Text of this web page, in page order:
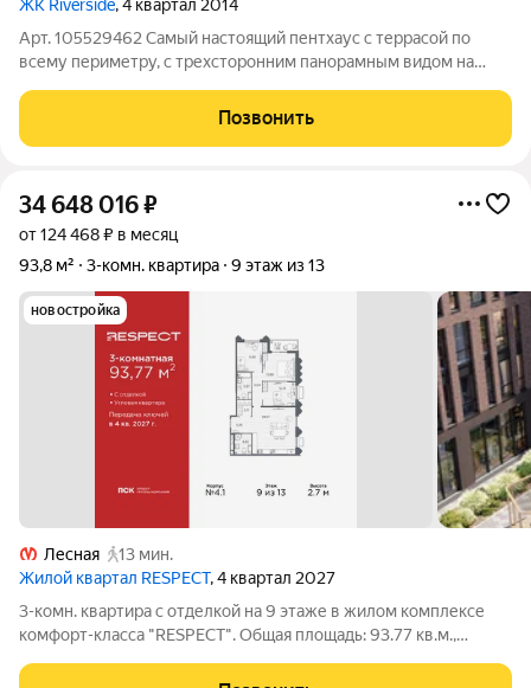
ЖК Riverside, 4 квартал 2014
Арт. 105529462 Самый настоящий пентхаус с террасой по
всему периметру, с трехсторонним панорамным видом на
комплексе Riverside. Выше только небо! Центром внимания в
этом пентхаусе, бесспорно,
Позвонить
34 648 016₽
от 124 468 ₽ в месяц
93,8 м²
3-комн. квартира 9 этаж из 13
новостройка
Лесная
13 мин.
Жилой квартал RESPECT, 4 квартал 2027
3-комн. квартира с отделкой на 9 этаже в жилом комплексе
комфорт-класса "RESPECT". Общая площадь: 93.77 кв.м.,
кухни-столовой: 29.57 кв.м. Квартира угловая, окна